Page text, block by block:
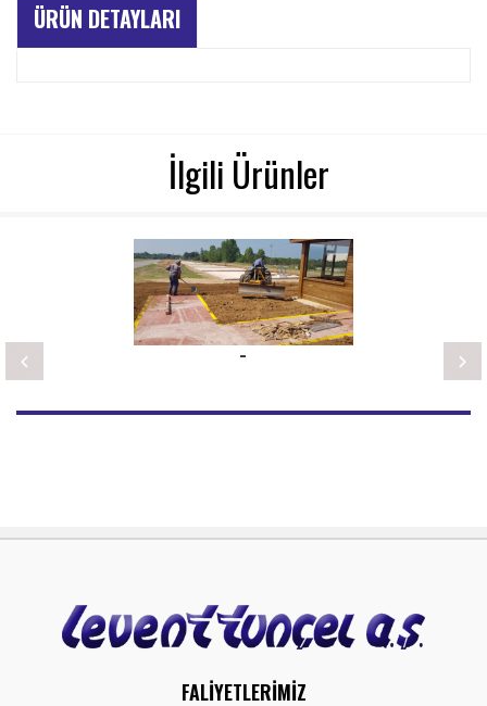
ÜRÜN DETAYLARI
İlgili Ürünler
-
FALİYETLERİMİZ